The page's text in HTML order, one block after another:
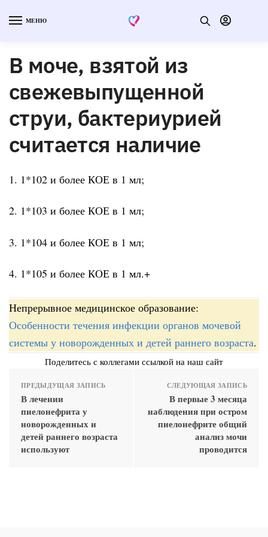
МЕНЮ
В моче, взятой из
свежевыпущенной
струи, бактериурией
считается наличие
1. 1*102 и более КОЕ в 1 мл;
2. 1*103 и более КОЕ в 1 мл;
3. 1*104 и более КОЕ в 1 мл;
4. 1*105 и более КОЕ в 1 мл.+
Непрерывное медицинское образование:
Особенности течения инфекции органов мочевой
системы у новорожденных и детей раннего возраста.
Поделитесь с коллегами ссылкой на наш сайт
ПРЕДЫДУЩАЯ ЗАПИСЬ
В лечении
пиелонефрита у
новорожденных и
детей раннего возраста
используют
СЛЕДУЮЩАЯ ЗАПИСЬ
В первые 3 месяца
наблюдения при остром
пиелонефрите общий
анализ мочи
проводится